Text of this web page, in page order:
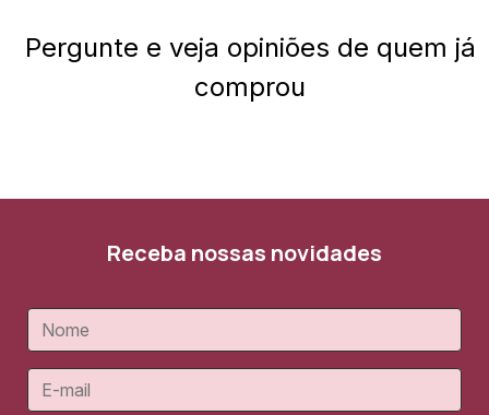
Pergunte e veja opiniões de quem já
comprou
Receba nossas novidades